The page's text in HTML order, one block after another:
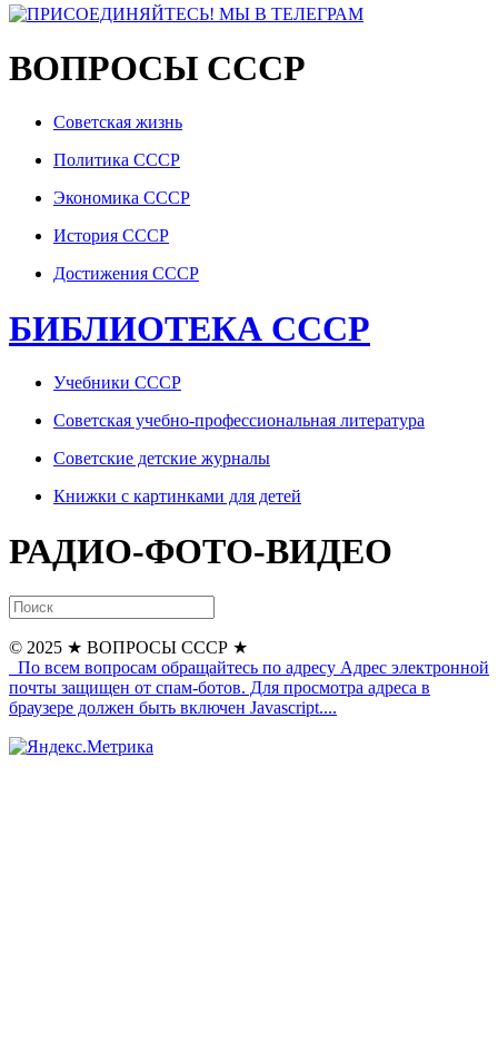
ВОПРОСЫ СССР
Советская жизнь
Политика СССР
Экономика СССР
История СССР
Достижения СССР
БИБЛИОТЕКА СССР
Учебники СССР
Советская учебно-профессиональная литература
Советские детские журналы
Книжки с картинками для детей
РАДИО-ФОТО-ВИДЕО
© 2025 ★ ВОПРОСЫ СССР ★
По всем вопросам обращайтесь по адресу Адрес электронной
почты защищен от спам-ботов. Для просмотра адреса в
браузере должен быть включен Javascript....